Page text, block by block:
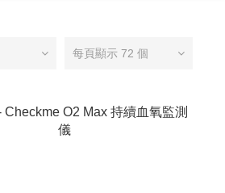
每頁顯示 72 個